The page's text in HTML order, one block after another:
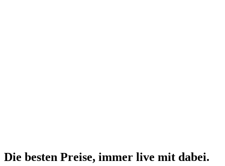
Die besten Preise, immer live mit dabei.